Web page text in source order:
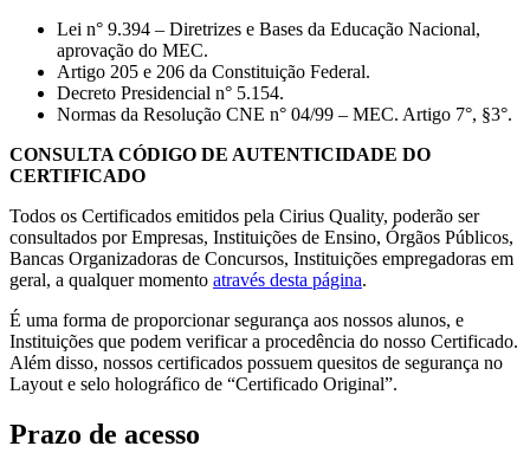
Lei n° 9.394 – Diretrizes e Bases da Educação Nacional,
aprovação do MEC.
Artigo 205 e 206 da Constituição Federal.
Decreto Presidencial n° 5.154.
Normas da Resolução CNE n° 04/99 – MEC. Artigo 7°, §3°.
CONSULTA CÓDIGO DE AUTENTICIDADE DO
CERTIFICADO
Todos os Certificados emitidos pela Cirius Quality, poderão ser
consultados por Empresas, Instituições de Ensino, Órgãos Públicos,
Bancas Organizadoras de Concursos, Instituições empregadoras em
geral, a qualquer momento através desta página.
É uma forma de proporcionar segurança aos nossos alunos, e
Instituições que podem verificar a procedência do nosso Certificado.
Além disso, nossos certificados possuem quesitos de segurança no
Layout e selo holográfico de “Certificado Original”.
Prazo de acesso